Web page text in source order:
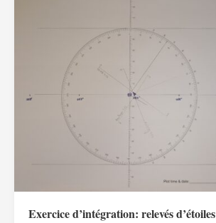
Exercice d’intégration: relevés d’étoiles